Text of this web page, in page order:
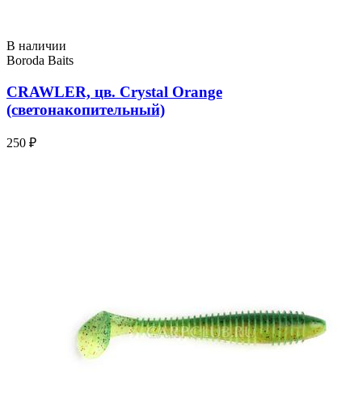
В наличии
Boroda Baits
CRAWLER, цв. Crystal Orange
(светонакопительный)
250 ₽